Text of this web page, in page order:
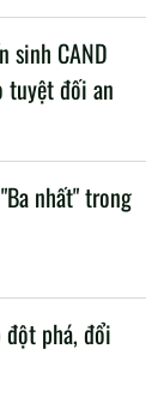
của lực lượng
sinh CAND
tuyệt đối an
nhất" trong
phá, đổi